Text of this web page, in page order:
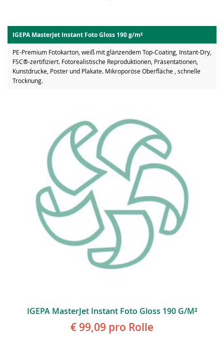
IGEPA MasterJet Instant Foto Gloss 190 g/m²
PE-Premium Fotokarton, weiß mit glänzendem Top-Coating, Instant-Dry,
FSC®-zertifiziert. Fotorealistische Reproduktionen, Präsentationen,
Kunstdrucke, Poster und Plakate. Mikroporöse Oberfläche , schnelle
Trocknung.
IGEPA MasterJet Instant Foto Gloss 190 G/m²
€ 99,09 pro Rolle